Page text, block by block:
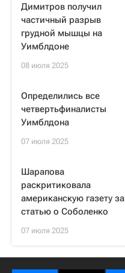
Димитров получил
частичный разрыв
грудной мышцы на
Уимблдоне
08 июля 2025
Определились все
четвертьфиналисты
Уимблдона
07 июля 2025
Шарапова
раскритиковала
американскую газету за
статью о Соболенко
07 июля 2025